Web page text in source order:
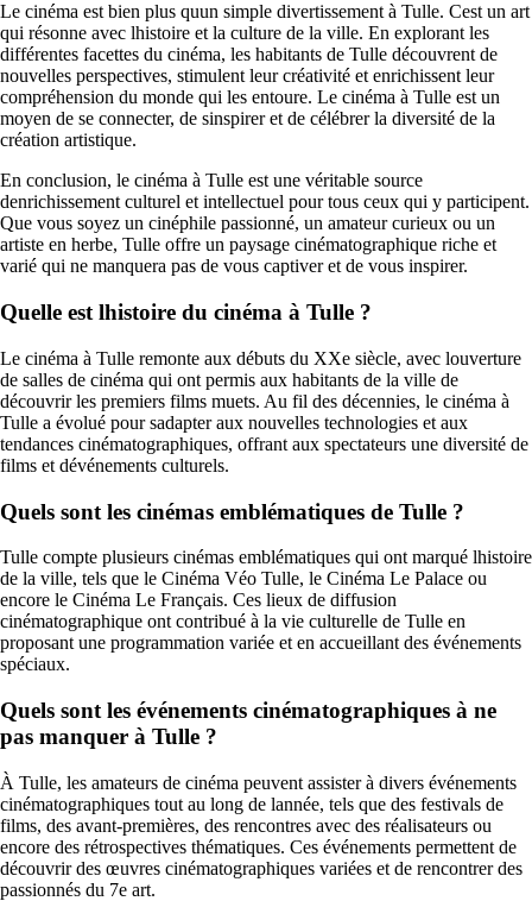
Le cinéma est bien plus quun simple divertissement à Tulle. Cest un art
qui résonne avec lhistoire et la culture de la ville. En explorant les
différentes facettes du cinéma, les habitants de Tulle découvrent de
nouvelles perspectives, stimulent leur créativité et enrichissent leur
compréhension du monde qui les entoure. Le cinéma à Tulle est un
moyen de se connecter, de sinspirer et de célébrer la diversité de la
création artistique.
En conclusion, le cinéma à Tulle est une véritable source
denrichissement culturel et intellectuel pour tous ceux qui y participent.
Que vous soyez un cinéphile passionné, un amateur curieux ou un
artiste en herbe, Tulle offre un paysage cinématographique riche et
varié qui ne manquera pas de vous captiver et de vous inspirer.
Quelle est lhistoire du cinéma à Tulle ?
Le cinéma à Tulle remonte aux débuts du XXe siècle, avec louverture
de salles de cinéma qui ont permis aux habitants de la ville de
découvrir les premiers films muets. Au fil des décennies, le cinéma à
Tulle a évolué pour sadapter aux nouvelles technologies et aux
tendances cinématographiques, offrant aux spectateurs une diversité de
films et dévénements culturels.
Quels sont les cinémas emblématiques de Tulle ?
Tulle compte plusieurs cinémas emblématiques qui ont marqué lhistoire
de la ville, tels que le Cinéma Véo Tulle, le Cinéma Le Palace ou
encore le Cinéma Le Français. Ces lieux de diffusion
cinématographique ont contribué à la vie culturelle de Tulle en
proposant une programmation variée et en accueillant des événements
spéciaux.
Quels sont les événements cinématographiques à ne
pas manquer à Tulle ?
À Tulle, les amateurs de cinéma peuvent assister à divers événements
cinématographiques tout au long de lannée, tels que des festivals de
films, des avant-premières, des rencontres avec des réalisateurs ou
encore des rétrospectives thématiques. Ces événements permettent de
découvrir des œuvres cinématographiques variées et de rencontrer des
passionnés du 7e art.